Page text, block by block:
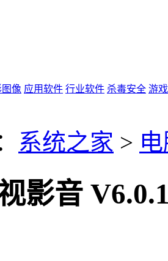
图像 应用软件 行业软件 杀毒安全 游
系统之家 >
影音